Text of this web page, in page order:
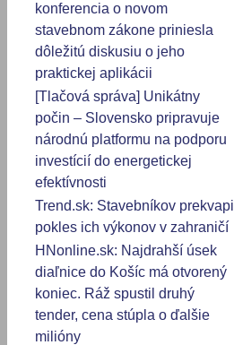
konferencia o novom
stavebnom zákone priniesla
dôležitú diskusiu o jeho
praktickej aplikácii
[Tlačová správa] Unikátny
počin – Slovensko pripravuje
národnú platformu na podporu
investícií do energetickej
efektívnosti
Trend.sk: Stavebníkov prekvapil
pokles ich výkonov v zahraničí
HNonline.sk: Najdrahší úsek
diaľnice do Košíc má otvorený
koniec. Ráž spustil druhý
tender, cena stúpla o ďalšie
milióny